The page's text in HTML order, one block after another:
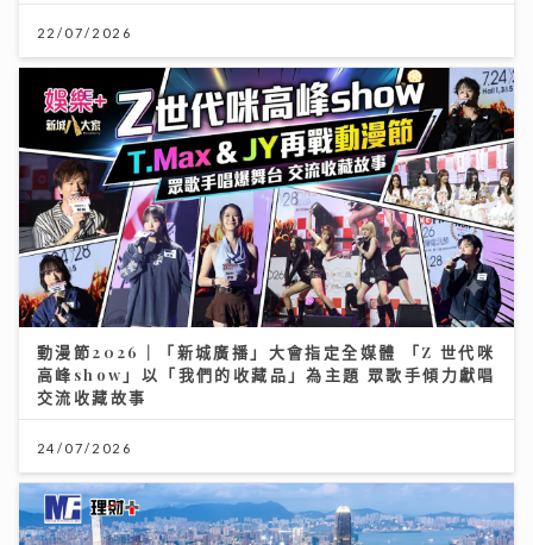
22/07/2026
動漫節2026｜「新城廣播」大會指定全媒體 「Z 世代咪
高峰show」以「我們的收藏品」為主題 眾歌手傾力獻唱
交流收藏故事
24/07/2026